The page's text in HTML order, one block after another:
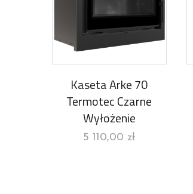
Kaseta Arke 70
Termotec Czarne
Wyłożenie
5 110,00 zł